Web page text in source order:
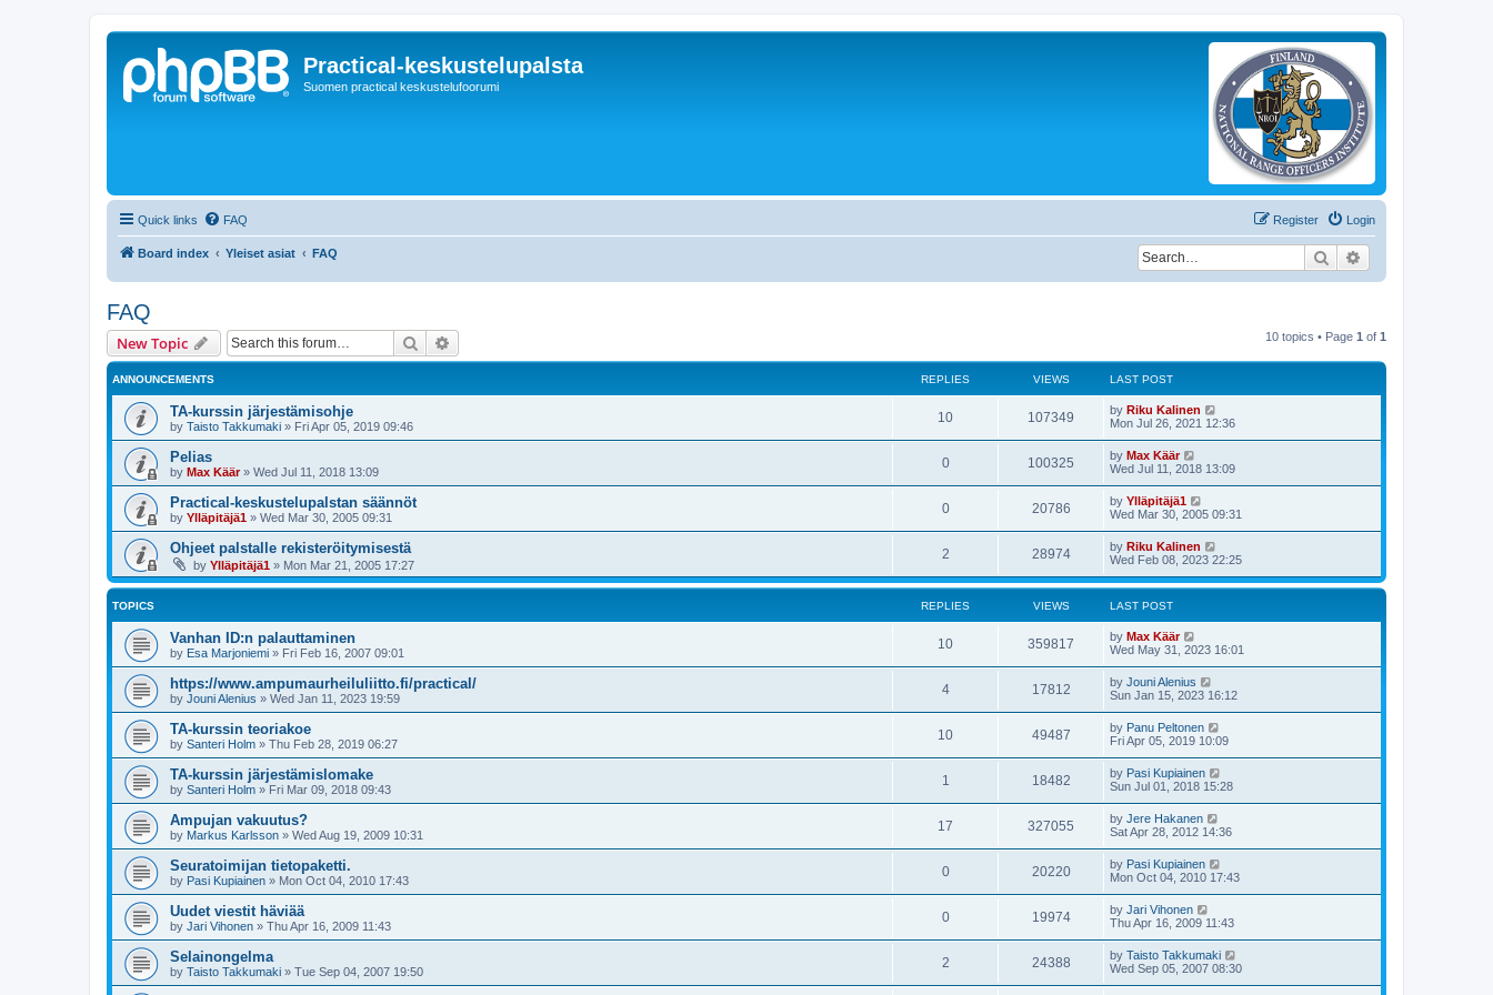
Practical-keskustelupalsta
Suomen practical keskustelufoorumi
Quick links FAQ Login
Register
Board index Yleiset asiat FAQ Search
FAQ
New Topic Search 10 topics • Page 1 of 1
ANNOUNCEMENTS REPLIES VIEWS LAST POST
TA-kurssin järjestämisohje
by Taisto Takkumaki » Fri Apr 05, 2019 09:46
10 107349 by Riku Kalinen
Mon Jul 26, 2021 12:36
Pelias
by Max Käär» Wed Jul 11, 2018 13:09
0 100325 by Max Käär
Wed Jul 11, 2018 13:09
Practical-keskustelupalstan säännöt
by Ylläpitäjä1 » Wed Mar 30, 2005 09:31
0 20786 by Ylläpitäjä1
Wed Mar 30, 2005 09:31
Ohjeet palstalle rekisteröitymisestä
by Ylläpitäjä1 » Mon Mar 21, 2005 17:27
2 28974 by Riku Kalinen
Wed Feb 08, 2023 22:25
TOPICS REPLIES VIEWS LAST POST
Vanhan ID:n palauttaminen
by Esa Marjoniemi » Fri Feb 16, 2007 09:01
10 359817 by Max Käär
Wed May 31, 2023 16:01
https://www.ampumaurheiluliitto.fi/practical/
by Jouni Alenius » Wed Jan 11, 2023 19:59
4 17812 by Jouni Alenius
Sun Jan 15, 2023 16:12
TA-kurssin teoriakoe
by Santeri Holm » Thu Feb 28, 2019 06:27
10 49487 by Panu Peltonen
Fri Apr 05, 2019 10:09
TA-kurssin järjestämislomake
by Santeri Holm » Fri Mar 09, 2018 09:43
1 18482 by Pasi Kupiainen
Sun Jul 01, 2018 15:28
Ampujan vakuutus?
by Markus Karlsson » Wed Aug 19, 2009 10:31
17 327055 by Jere Hakanen
Sat Apr 28, 2012 14:36
Seuratoimijan tietopaketti.
by Pasi Kupiainen » Mon Oct 04, 2010 17:43
0 20220 by Pasi Kupiainen
Mon Oct 04, 2010 17:43
Uudet viestit häviää
by Jari Vihonen » Thu Apr 16, 2009 11:43
0 19974 by Jari Vihonen
Thu Apr 16, 2009 11:43
Selainongelma
by Taisto Takkumaki » Tue Sep 04, 2007 19:50
2 24388 by Taisto Takkumaki
Wed Sep 05, 2007 08:30